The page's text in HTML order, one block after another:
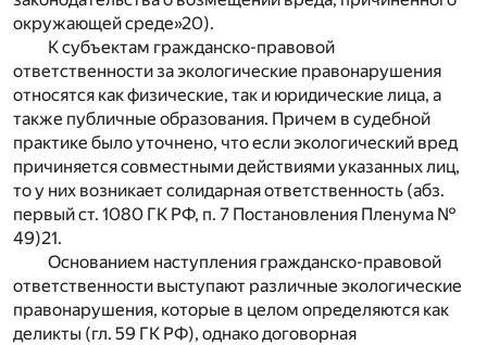
окружающей среде»20).
К субъектам гражданско-правовой
ответственности за экологические правонарушения
относятся как физические, так и юридические лица, а
также публичные образования. Причем в судебной
практике было уточнено, что если экологический вред
причиняется совместными действиями указанных лиц,
то у них возникает солидарная ответственность (абз.
первый ст. 1080 ГК РФ, п. 7 Постановления Пленума №
49)21.
Основанием наступления гражданско-правовой
ответственности выступают различные экологические
правонарушения, которые в целом определяются как
деликты (гл. 59 ГК РФ), однако договорная